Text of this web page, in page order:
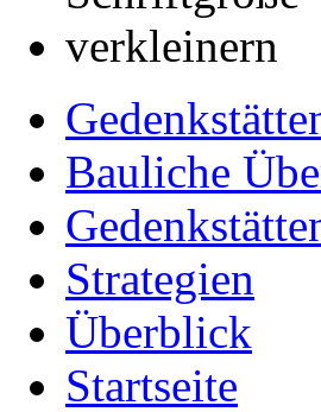
Bauliche
Strategien
Überblick
Startseite